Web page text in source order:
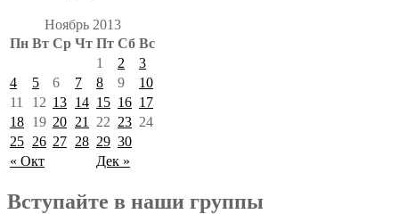
Ноябрь 2013
Пн Вт Ср Чт Пт Сб Вс
« Окт Дек »
1 2
3
4
5 6 7 8 9
10
11
12 13 14 15 16 17
18 19 20 21 22 23 24
25 26 27 28 29 30
Вступайте в наши группы